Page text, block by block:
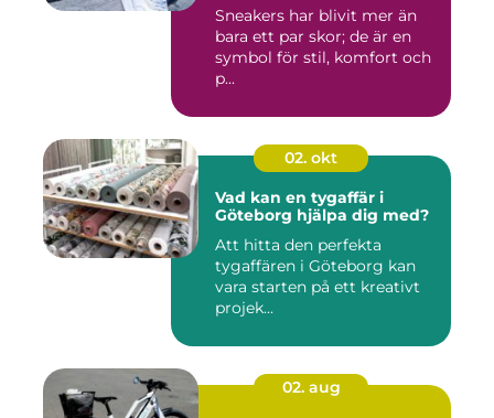
Sneakers har blivit mer än
bara ett par skor; de är en
symbol för stil, komfort och
p...
02. okt
Vad kan en tygaffär i
Göteborg hjälpa dig med?
Att hitta den perfekta
tygaffären i Göteborg kan
vara starten på ett kreativt
projek...
02. aug